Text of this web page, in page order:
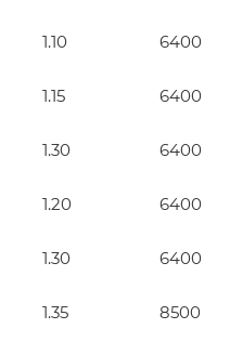
1.10 6400
1.15 6400
1.30 6400
1.20 6400
1.30 6400
1.35 8500